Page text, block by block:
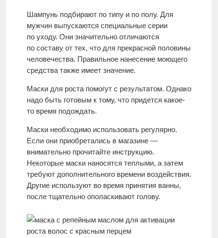
Шампунь подбирают по типу и по полу. Для
мужчин выпускаются специальные серии
по уходу. Они значительно отличаются
по составу от тех, что для прекрасной половины
человечества. Правильное нанесение моющего
средства также имеет значение.
Маски для роста помогут с результатом. Однако
надо быть готовым к тому, что придется какое-
то время подождать.
Маски необходимо использовать регулярно.
Если они приобретались в магазине —
внимательно прочитайте инструкцию.
Некоторые маски наносятся теплыми, а затем
требуют дополнительного времени воздействия.
Другие используют во время принятия ванны,
после тщательно ополаскивают голову.